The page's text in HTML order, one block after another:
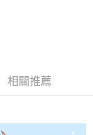
相關推薦